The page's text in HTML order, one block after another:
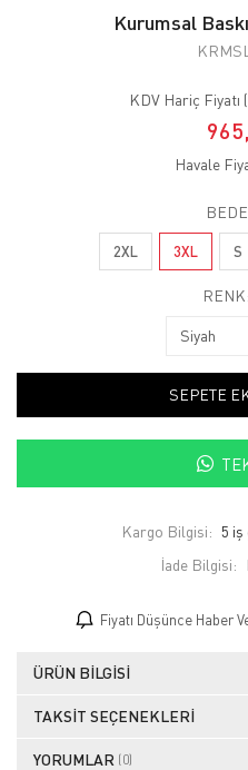
Kurumsal
KDV Hariç Fiyatı (
Havale
2XL 3XL S
RENK:
SEPETE
Kargo Bilgisi: 5 iş
İade Bilgisi:
Fiyatı Düşünce Haber
ÜRÜN BILGISI
TAKSIT SEÇENEKLERI
YORUMLAR (0)